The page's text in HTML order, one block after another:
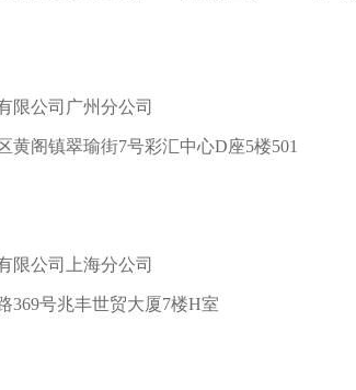
限公司广州分公司
黄阁镇翠瑜街7号彩汇中心D座5楼501
限公司上海分公司
369号兆丰世贸大厦7楼H室